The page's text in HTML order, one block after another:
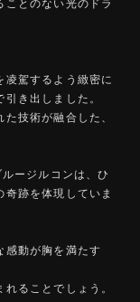
とのない光のドラ
凌駕するよう緻密に
き出しました。
技術が融合した、
ージルコンは、ひ
跡を体現していま
感動が胸を満たす
ることでしょう。